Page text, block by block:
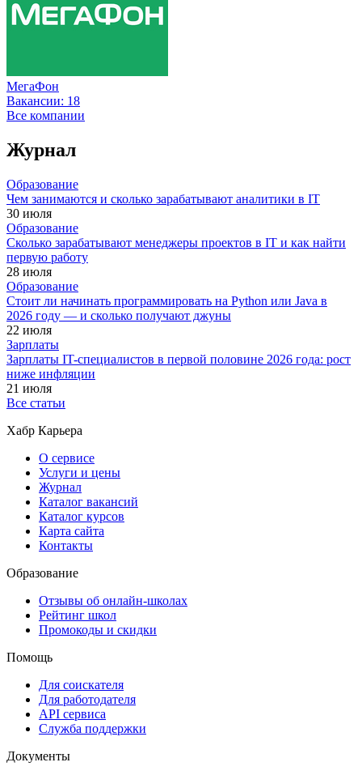
МегаФон
Вакансии: 18
Все компании
Журнал
Образование
Чем занимаются и сколько зарабатывают аналитики в IT
30 июля
Образование
Сколько зарабатывают менеджеры проектов в IT и как найти
первую работу
28 июля
Образование
Стоит ли начинать программировать на Python или Java в
2026 году — и сколько получают джуны
22 июля
Зарплаты
Зарплаты IT-специалистов в первой половине 2026 года: рост
ниже инфляции
21 июля
Все статьи
Хабр Карьера
О сервисе
Услуги и цены
Журнал
Каталог вакансий
Каталог курсов
Карта сайта
Контакты
Образование
Отзывы об онлайн-школах
Рейтинг школ
Промокоды и скидки
Помощь
Для соискателя
Для работодателя
API сервиса
Служба поддержки
Документы